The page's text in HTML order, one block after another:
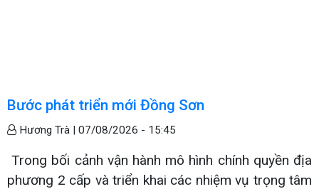
Bước phát triển mới Đồng Sơn
Hương Trà | 07/08/2026 - 15:45
Trong bối cảnh vận hành mô hình chính quyền địa
phương 2 cấp và triển khai các nhiệm vụ trọng tâm